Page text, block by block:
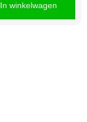
In winkelwagen